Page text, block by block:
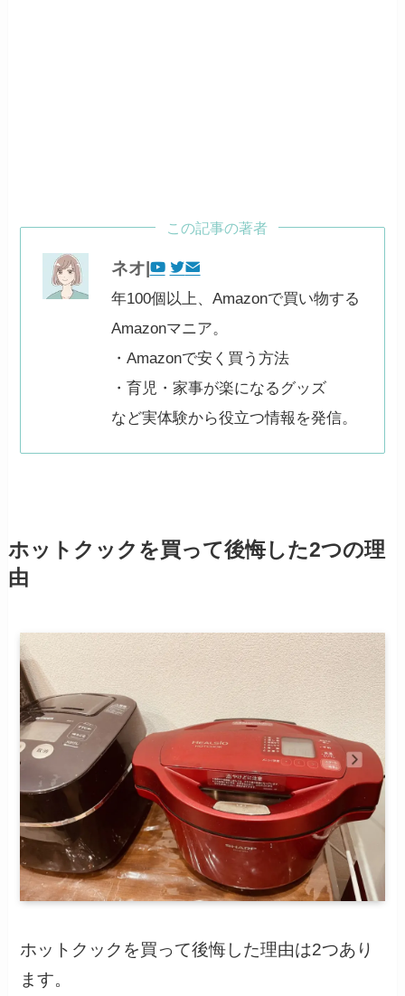
この記事の著者
ネオ|
年100個以上、Amazonで買い物する
Amazonマニア。
・Amazonで安く買う方法
・育児・家事が楽になるグッズ
など実体験から役立つ情報を発信。
ホットクックを買って後悔した2つの理
由
ホットクックを買って後悔した理由は2つあり
ます。